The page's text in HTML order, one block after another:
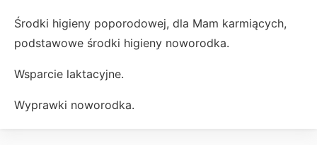
Środki higieny poporodowej, dla Mam karmiących,
podstawowe środki higieny noworodka.
Wsparcie laktacyjne.
Wyprawki noworodka.